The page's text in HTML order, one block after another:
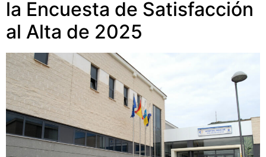
la Encuesta de Satisfacción
al Alta de 2025